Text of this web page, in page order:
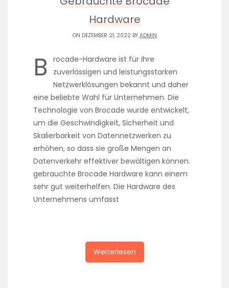
Hardware
ON DEZEMBER 21, 2022 BY ADMIN
B rocade-Hardware ist für ihre
zuverlässigen und leistungsstarken
Netzwerklösungen bekannt und daher
eine beliebte Wahl für Unternehmen. Die
Technologie von Brocade wurde entwickelt,
um die Geschwindigkeit, Sicherheit und
Skalierbarkeit von Datennetzwerken zu
erhöhen, so dass sie große Mengen an
Datenverkehr effektiver bewältigen können.
gebrauchte Brocade Hardware kann einem
sehr gut weiterhelfen. Die Hardware des
Unternehmens umfasst
Weiterlesen